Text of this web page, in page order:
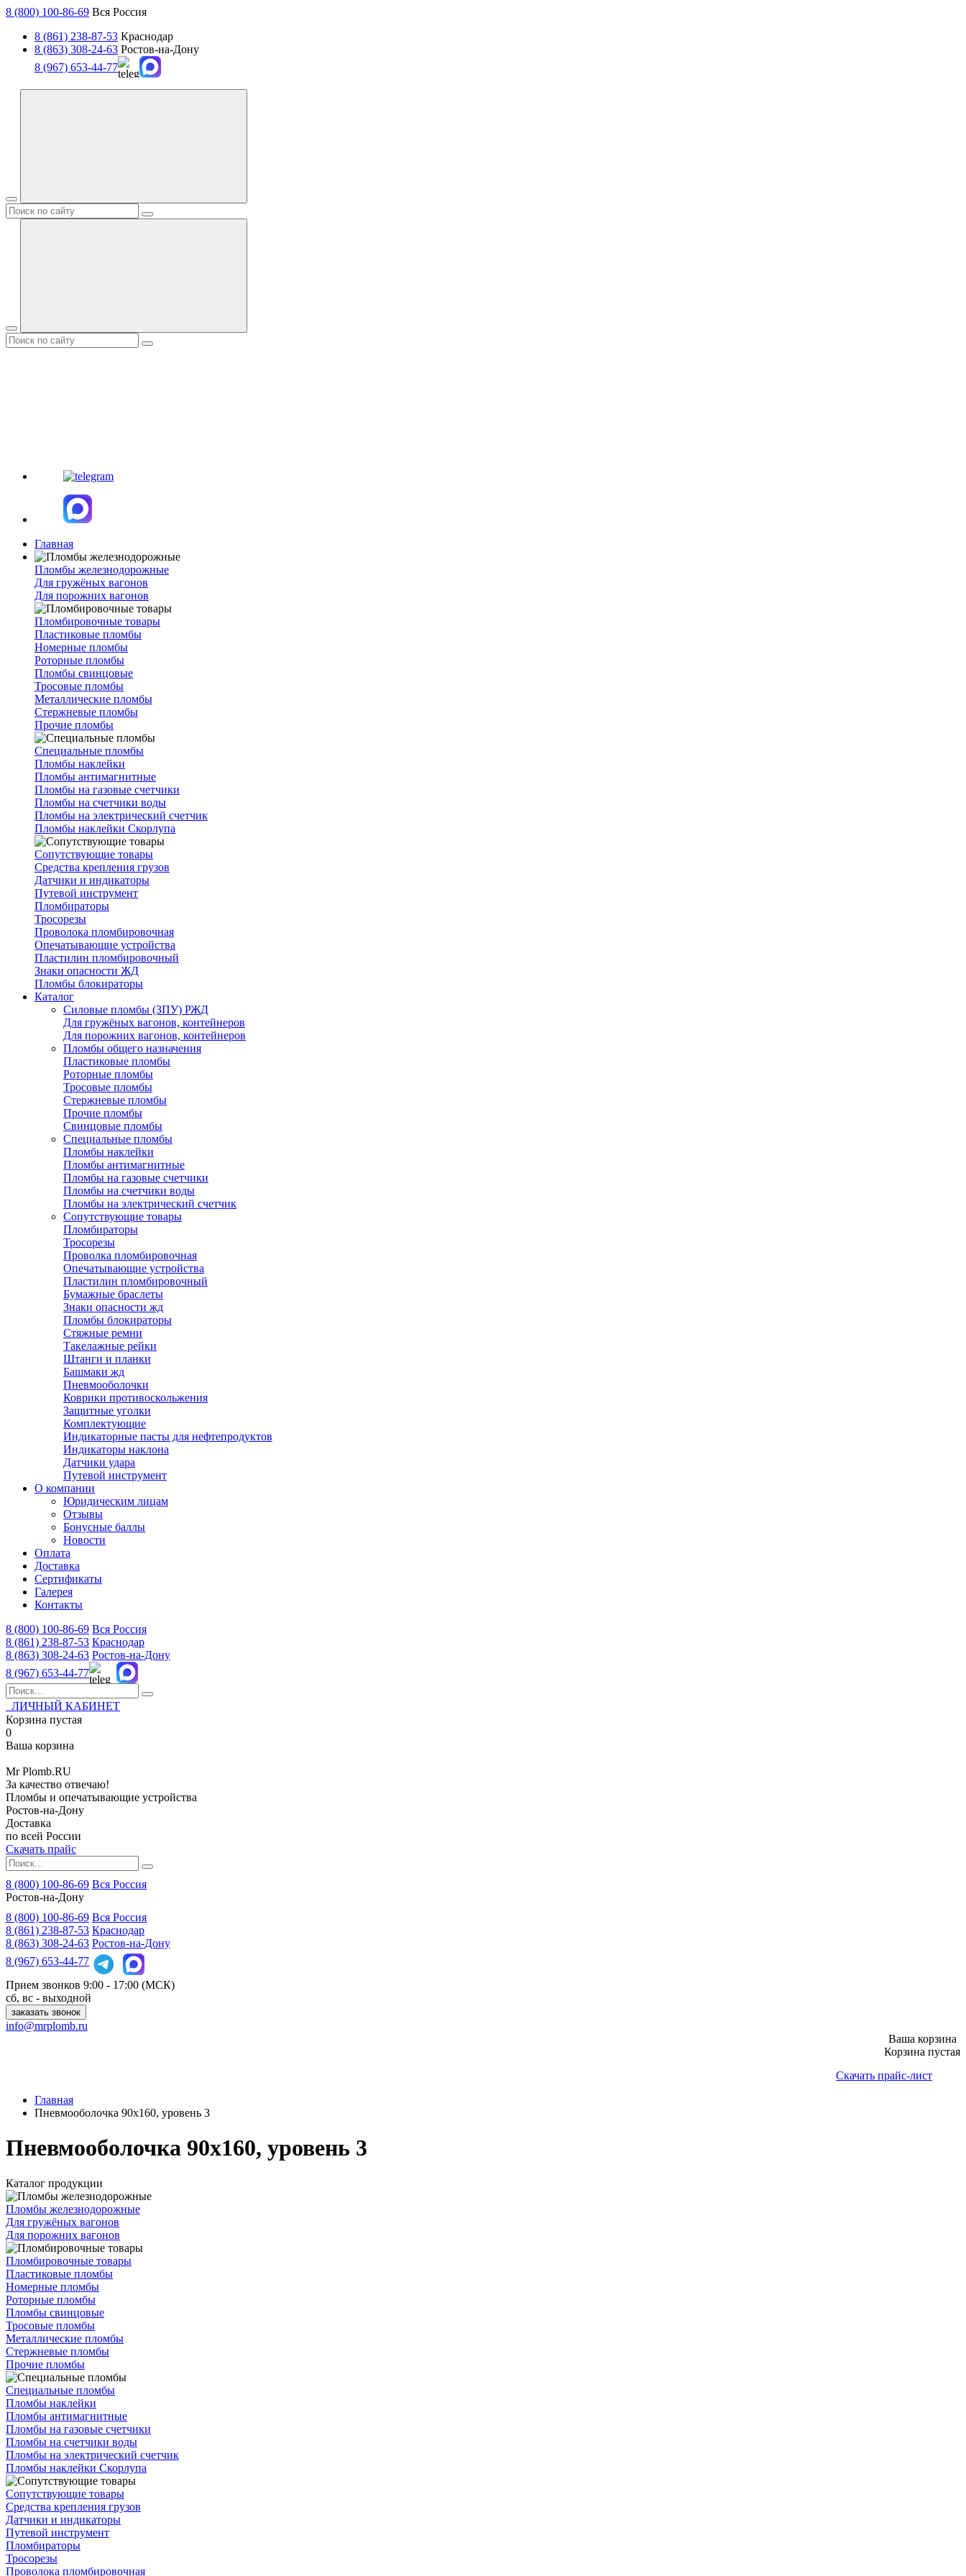
8 (800) 100-86-69 Вся Россия
8 (861) 238-87-53 Краснодар
8 (863) 308-24-63 Ростов-на-Дону
8 (967) 653-44-77
Главная
Пломбы железнодорожные
Для гружёных вагонов
Для порожних вагонов
Пломбировочные товары
Пластиковые пломбы
Номерные пломбы
Роторные пломбы
Пломбы свинцовые
Тросовые пломбы
Металлические пломбы
Стержневые пломбы
Прочие пломбы
Специальные пломбы
Пломбы наклейки
Пломбы антимагнитные
Пломбы на газовые счетчики
Пломбы на счетчики воды
Пломбы на электрический счетчик
Пломбы наклейки Скорлупа
Сопутствующие товары
Средства крепления грузов
Датчики и индикаторы
Путевой инструмент
Пломбираторы
Тросорезы
Проволока пломбировочная
Опечатывающие устройства
Пластилин пломбировочный
Знаки опасности ЖД
Пломбы блокираторы
Каталог
Силовые пломбы (ЗПУ) РЖД
Для гружёных вагонов, контейнеров
Для порожних вагонов, контейнеров
Пломбы общего назначения
Пластиковые пломбы
Роторные пломбы
Тросовые пломбы
Стержневые пломбы
Прочие пломбы
Свинцовые пломбы
Специальные пломбы
Пломбы наклейки
Пломбы антимагнитные
Пломбы на газовые счетчики
Пломбы на счетчики воды
Пломбы на электрический счетчик
Сопутствующие товары
Пломбираторы
Тросорезы
Проволка пломбировочная
Опечатывающие устройства
Пластилин пломбировочный
Бумажные браслеты
Знаки опасности жд
Пломбы блокираторы
Стяжные ремни
Такелажные рейки
Штанги и планки
Башмаки жд
Пневмооболочки
Коврики противоскольжения
Защитные уголки
Комплектующие
Индикаторные пасты для нефтепродуктов
Индикаторы наклона
Датчики удара
Путевой инструмент
О компании
Юридическим лицам
Отзывы
Бонусные баллы
Новости
Оплата
Доставка
Сертификаты
Галерея
Контакты
8 (800) 100-86-69 Вся Россия
8 (861) 238-87-53 Краснодар
8 (863) 308-24-63 Ростов-на-Дону
8 (967) 653-44-77
ЛИЧНЫЙ КАБИНЕТ
Корзина пустая
0
Ваша корзина
MrPlomb.RU
За качество отвечаю!
Пломбы и опечатывающие устройства
Ростов-на-Дону
Доставка
по всей России
Скачать прайс
8 (800) 100-86-69 Вся Россия
Ростов-на-Дону
8 (800) 100-86-69 Вся Россия
8 (861) 238-87-53 Краснодар
8 (863) 308-24-63 Ростов-на-Дону
8 (967) 653-44-77
Прием звонков 9:00 - 17:00 (МСК)
сб, вс - выходной
заказать звонок
info@mrplomb.ru
Ваша корзина
Корзина пустая
Скачать прайс-лист
Главная
Пневмооболочка 90х160, уровень 3
Пневмооболочка 90х160, уровень 3
Каталог продукции
Пломбы железнодорожные
Для гружёных вагонов
Для порожних вагонов
Пломбировочные товары
Пластиковые пломбы
Номерные пломбы
Роторные пломбы
Пломбы свинцовые
Тросовые пломбы
Металлические пломбы
Стержневые пломбы
Прочие пломбы
Специальные пломбы
Пломбы наклейки
Пломбы антимагнитные
Пломбы на газовые счетчики
Пломбы на счетчики воды
Пломбы на электрический счетчик
Пломбы наклейки Скорлупа
Сопутствующие товары
Средства крепления грузов
Датчики и индикаторы
Путевой инструмент
Пломбираторы
Тросорезы
Проволока пломбировочная